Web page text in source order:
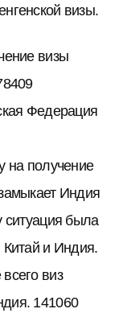
визы.
визы
Федерация
на получение
Индия
ситуация была
и Индия.
виз
141060